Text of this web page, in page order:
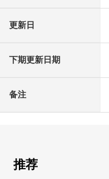
更新日
下期更新日期
备注
推荐